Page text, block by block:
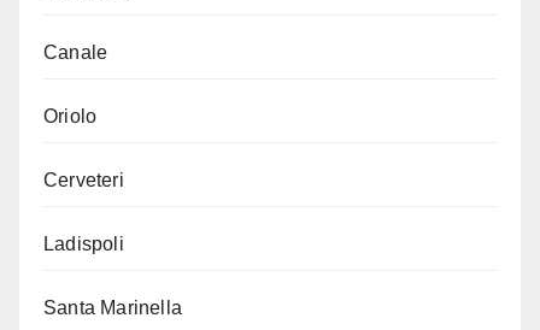
Canale
Oriolo
Cerveteri
Ladispoli
Santa Marinella